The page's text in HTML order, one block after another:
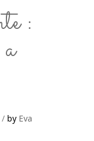
:
by Eva